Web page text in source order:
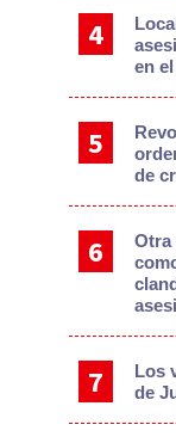
en
de
Otra
Los
de